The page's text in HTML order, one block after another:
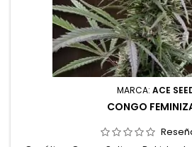
MARCA: ACE
CONGO